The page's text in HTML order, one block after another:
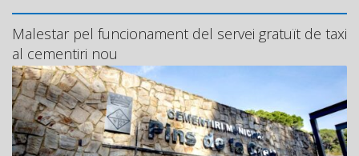
Malestar pel funcionament del servei gratuït de taxi
al cementiri nou